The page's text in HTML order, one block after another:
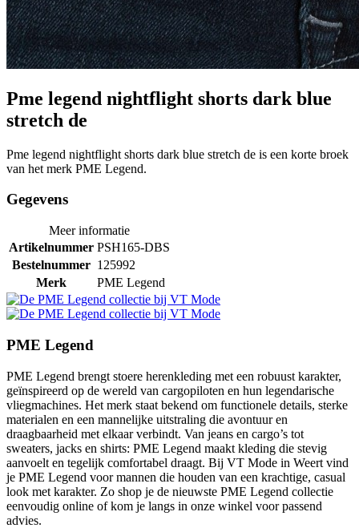
Pme legend nightflight shorts dark blue
stretch de
Pme legend nightflight shorts dark blue stretch de is een korte broek
van het merk PME Legend.
Gegevens
Meer informatie
Artikelnummer PSH165-DBS
Bestelnummer 125992
Merk
PME Legend
PME Legend
PME Legend brengt stoere herenkleding met een robuust karakter,
geïnspireerd op de wereld van cargopiloten en hun legendarische
vliegmachines. Het merk staat bekend om functionele details, sterke
materialen en een mannelijke uitstraling die avontuur en
draagbaarheid met elkaar verbindt. Van jeans en cargo’s tot
sweaters, jacks en shirts: PME Legend maakt kleding die stevig
aanvoelt en tegelijk comfortabel draagt. Bij VT Mode in Weert vind
je PME Legend voor mannen die houden van een krachtige, casual
look met karakter. Zo shop je de nieuwste PME Legend collectie
eenvoudig online of kom je langs in onze winkel voor passend
advies.